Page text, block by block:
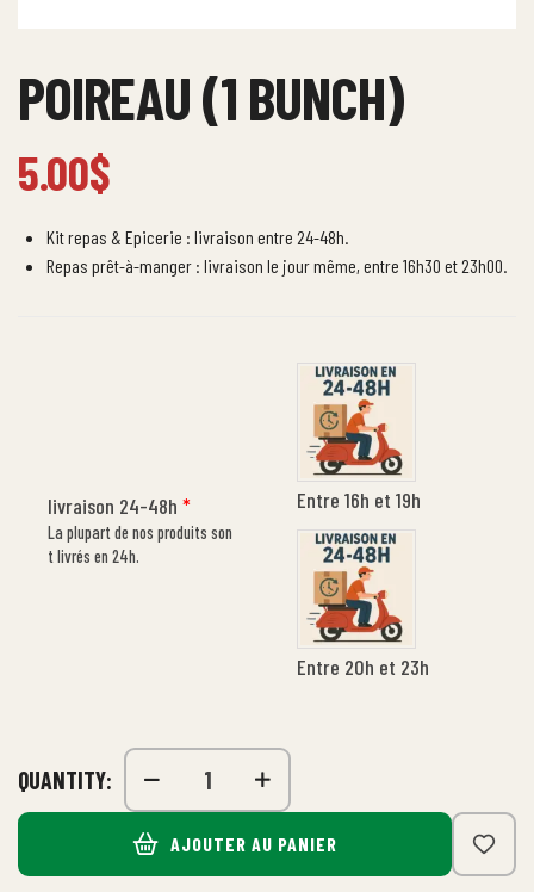
POIREAU (1 BUNCH)
5.00$
Kit repas & Epicerie : livraison entre 24-48h.
Repas prêt-à-manger : livraison le jour même, entre 16h30 et 23h00.
livraison 24-48h*
La plupart de nos produits son
t livrés en 24h.
Entre 16h et 19h
Entre 20h et 23h
QUANTITY:
AJOUTER AU PANIER